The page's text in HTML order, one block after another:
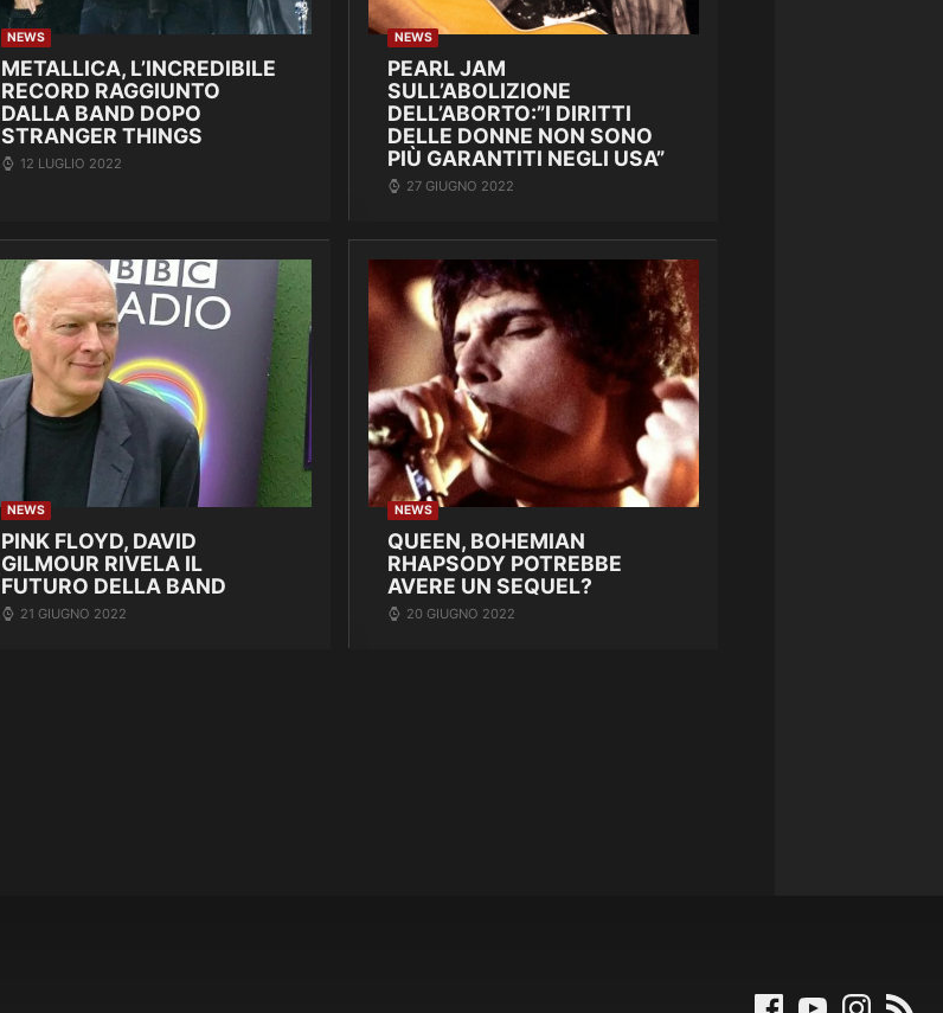
NEWS
METALLICA, L’INCREDIBILE
RECORD RAGGIUNTO
DALLA BAND DOPO
STRANGER THINGS
12 LUGLIO 2022
NEWS
PEARL JAM
SULL’ABOLIZIONE
DELL’ABORTO:”I DIRITTI
DELLE DONNE NON SONO
PIÙ GARANTITI NEGLI USA”
27 GIUGNO 2022
NEWS
PINK FLOYD, DAVID
GILMOUR RIVELA IL
FUTURO DELLA BAND
21 GIUGNO 2022
NEWS
QUEEN, BOHEMIAN
RHAPSODY POTREBBE
AVERE UN SEQUEL?
20 GIUGNO 2022